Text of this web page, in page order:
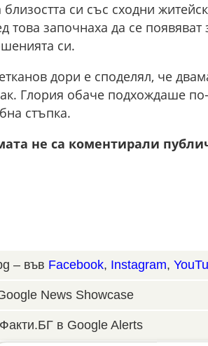
си със сходни
това започнаха да се
си.
дори е споделял, че
Глория обаче подхождаше
стъпка.
не са коментирали
– във Facebook, Instagram,
News Showcase
в Google Alerts